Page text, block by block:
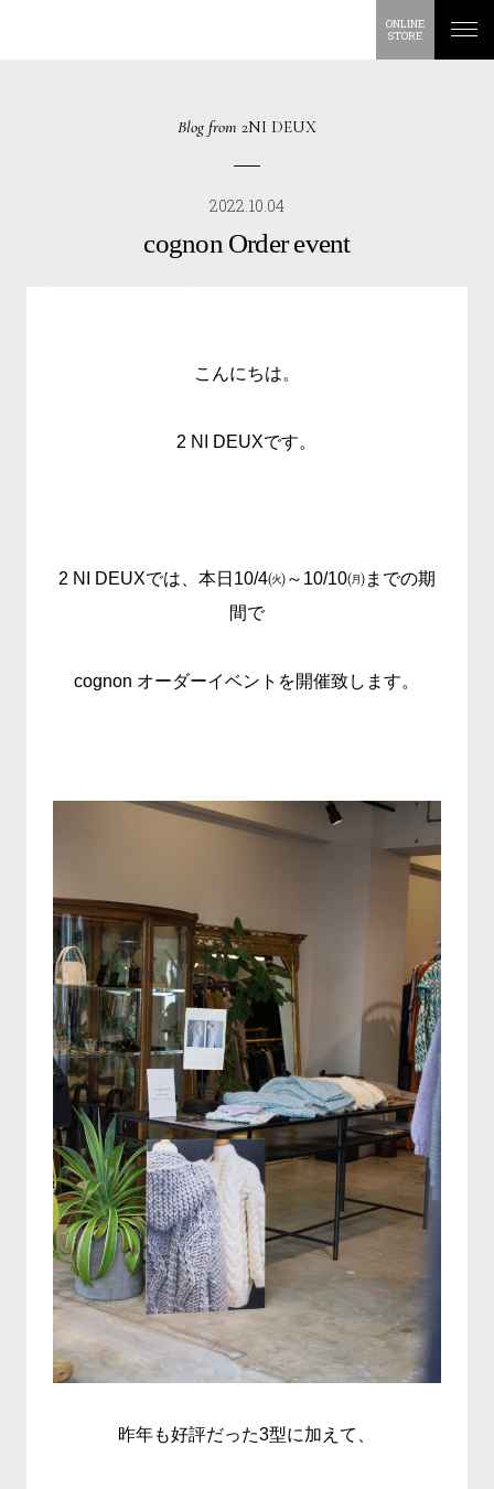
ONLINE
STORE
Blog from 2NI DEUX
2022.10.04
cognon Order event
こんにちは。
2 NI DEUXです。
2 NI DEUXでは、本日10/4㈫～10/10㈪までの期
間で
cognon オーダーイベントを開催致します。
昨年も好評だった3型に加えて、